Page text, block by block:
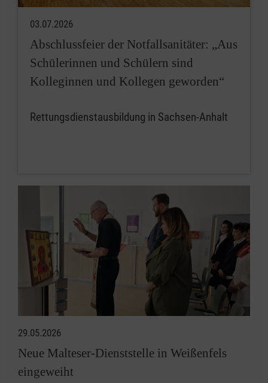
03.07.2026
Abschlussfeier der Notfallsanitäter: „Aus
Schülerinnen und Schülern sind
Kolleginnen und Kollegen geworden“
Rettungsdienstausbildung in Sachsen-Anhalt
29.05.2026
Neue Malteser-Dienststelle in Weißenfels
eingeweiht